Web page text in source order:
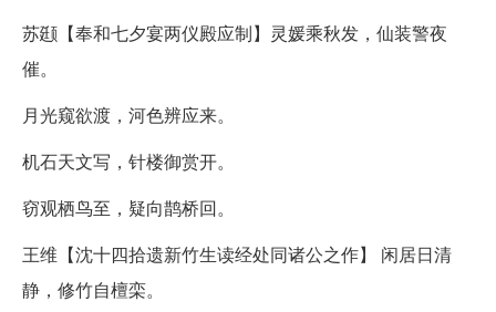
苏颋【奉和七夕宴两仪殿应制】灵媛乘秋发，仙装警夜
催。
月光窥欲渡，河色辨应来。
机石天文写，针楼御赏开。
窃观栖鸟至，疑向鹊桥回。
王维【沈十四拾遗新竹生读经处同诸公之作】 闲居日清
静，修竹自檀栾。